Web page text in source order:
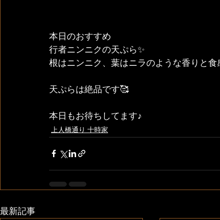
本日のおすすめ
行者ニンニクの天ぷら✨
根はニンニク、葉はニラのような香りと食
天ぷらは絶品です🥰
本日もお待ちしてます♪
上人橋通り 十時家
最新記事